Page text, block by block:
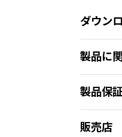
ダウン
製品に
製品保
販売店